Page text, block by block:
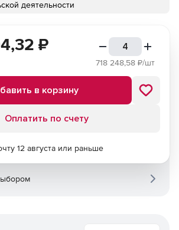
деятельности
₽
718 248,58 ₽/шт
в корзину
Оплатить по счету
12 августа или раньше